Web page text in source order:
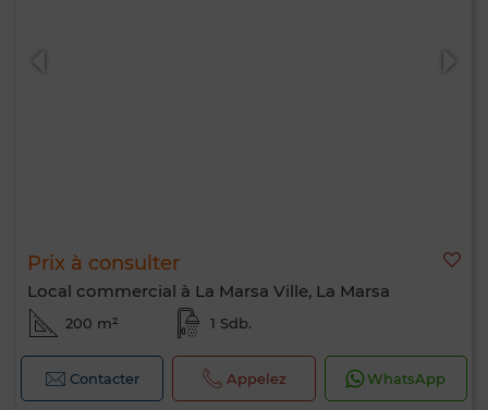
Prix à consulter
Local commercial à La Marsa Ville, La Marsa
200 m² 1 Sdb.
Contacter Appelez WhatsApp